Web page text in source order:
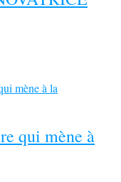
qui mène à